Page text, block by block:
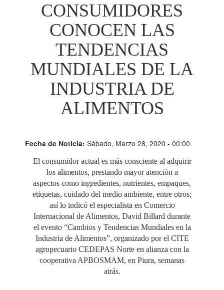
CONSUMIDORES
CONOCEN LAS
TENDENCIAS
MUNDIALES DE LA
INDUSTRIA DE
ALIMENTOS
Fecha de Noticia: Sábado, Marzo 28, 2020 - 00:00
El consumidor actual es más consciente al adquirir
los alimentos, prestando mayor atención a
aspectos como ingredientes, nutrientes, empaques,
etiquetas, cuidado del medio ambiente, entre otros;
así lo indicó el especialista en Comercio
Internacional de Alimentos, David Billard durante
el evento “Cambios y Tendencias Mundiales en la
Industria de Alimentos”, organizado por el CITE
agropecuario CEDEPAS Norte en alianza con la
cooperativa APBOSMAM, en Piura, semanas
atrás.